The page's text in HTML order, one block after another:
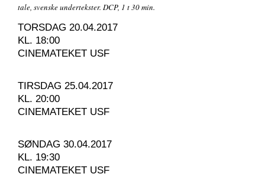
tale, svenske undertekster. DCP, 1 t 30 min.
TORSDAG 20.04.2017
KL. 18:00
CINEMATEKET USF
TIRSDAG 25.04.2017
KL. 20:00
CINEMATEKET USF
SØNDAG 30.04.2017
KL. 19:30
CINEMATEKET USF